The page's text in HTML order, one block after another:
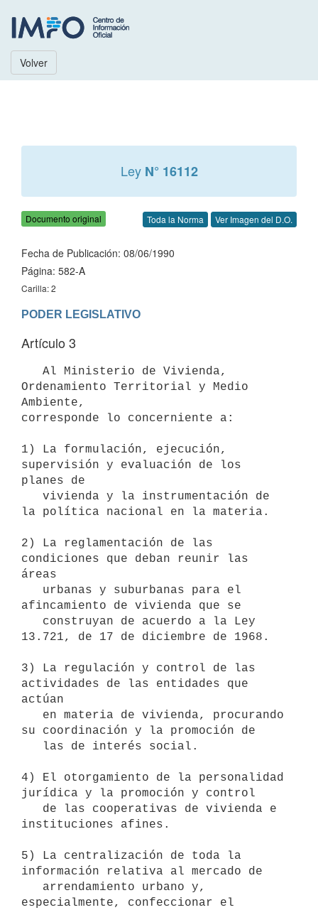
Volver
Ley N° 16112
Documento original Toda la Norma Ver Imagen del D.O.
Fecha de Publicación: 08/06/1990
Página: 582-A
Carilla: 2
PODER LEGISLATIVO
Artículo 3
Ordenamiento Territorial y Medio
Ambiente,
corresponde lo concerniente a:
1) La formulación, ejecución,
supervisión y evaluación de los
planes de
la política nacional en la materia.
2) La reglamentación de las
condiciones que deban reunir las
áreas
afincamiento de vivienda que se
13.721, de 17 de diciembre de 1968.
3) La regulación y control de las
actividades de las entidades que
actúan
su coordinación y la promoción de
4) El otorgamiento de la personalidad
jurídica y la promoción y control
instituciones afines.
5) La centralización de toda la
información relativa al mercado de
especialmente, confeccionar el